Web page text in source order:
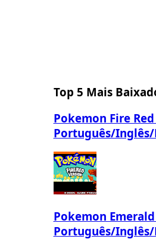
Top 5 Mais
Pokemon Fire Red
Português/Inglês/
Pokemon Emerald
Português/Inglês/